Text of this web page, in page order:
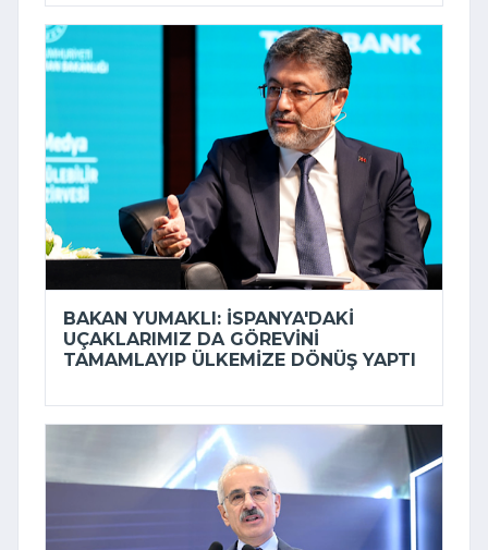
BAKAN YUMAKLI: İSPANYA'DAKI
UÇAKLARIMIZ DA GÖREVINI
TAMAMLAYIP ÜLKEMIZE DÖNÜŞ YAPTI